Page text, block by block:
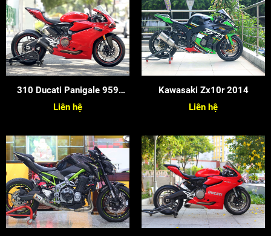
310 Ducati Panigale 959
2017
Liên hệ
Kawasaki Zx10r 2014
Liên hệ